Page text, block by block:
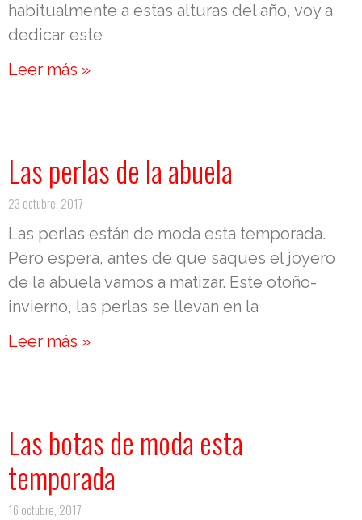
habitualmente a estas alturas del año, voy a
dedicar este
Leer más »
Las perlas de la abuela
23 octubre, 2017
Las perlas están de moda esta temporada.
Pero espera, antes de que saques el joyero
de la abuela vamos a matizar. Este otoño-
invierno, las perlas se llevan en la
Leer más »
Las botas de moda esta
temporada
16 octubre, 2017